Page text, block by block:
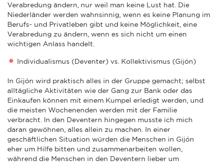
Verabredung ändern, nur weil man keine Lust hat. Die
Niederländer werden wahnsinnig, wenn es keine Planung im
Berufs- und Privatleben gibt und keine Möglichkeit, eine
Verabredung zu ändern, wenn es sich nicht um einen
wichtigen Anlass handelt.
Individualismus (Deventer) vs. Kollektivismus (Gijón)
In Gijón wird praktisch alles in der Gruppe gemacht; selbst
alltägliche Aktivitäten wie der Gang zur Bank oder das
Einkaufen können mit einem Kumpel erledigt werden, und
die meisten Wochenenden werden mit der Familie
verbracht. In den Deventern hingegen musste ich mich
daran gewöhnen, alles allein zu machen. In einer
geschäftlichen Situation würden die Menschen in Gijón
eher um Hilfe bitten und zusammenarbeiten wollen,
während die Menschen in den Deventern lieber um